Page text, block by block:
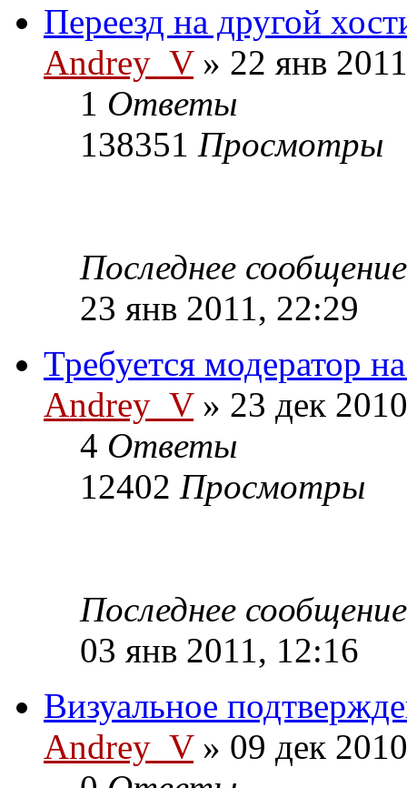
Переезд на другой
Andrey_V» 22 янв
1 Ответы
138351 Просмотры
Последнее
23 янв 2011, 22:29
Требуется модератор
Andrey_V» 23 дек
4 Ответы
12402 Просмотры
Последнее
03 янв 2011, 12:16
Визуальное
Andrey_V» 09 дек